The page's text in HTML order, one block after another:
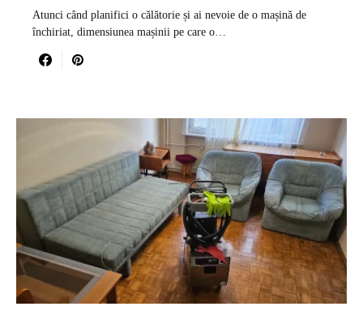
Atunci când planifici o călătorie și ai nevoie de o mașină de
închiriat, dimensiunea mașinii pe care o…